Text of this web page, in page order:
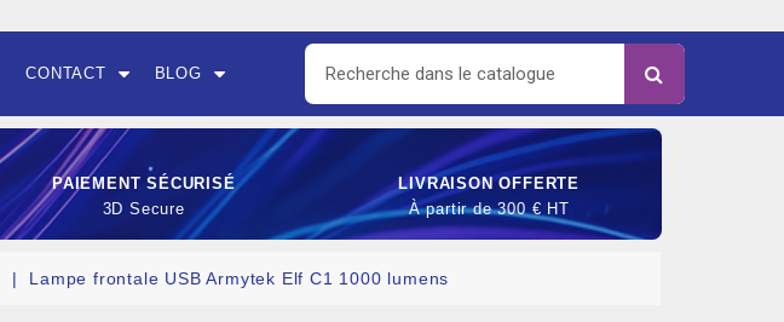
CONTACT BLOG
PAIEMENT SÉCURISÉ
3D Secure
LIVRAISON OFFERTE
À partir de 300 € HT
Lampe frontale USB Armytek Elf C1 1000 lumens